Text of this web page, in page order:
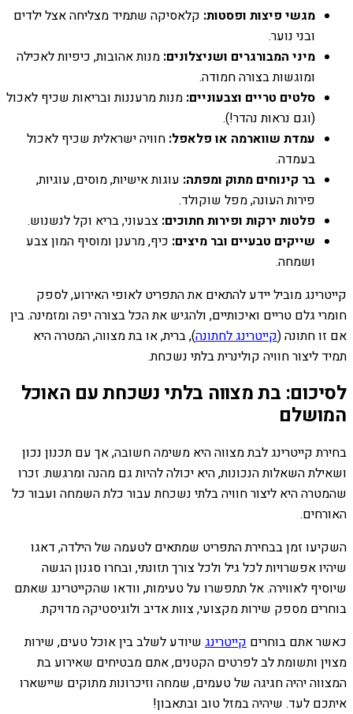
מגשי פיצות ופסטות: קלאסיקה שתמיד מצליחה אצל ילדים
ובני נוער.
מיני המבורגרים ושניצלונים: מנות אהובות, כיפיות לאכילה
ומוגשות בצורה חמודה.
סלטים טריים וצבעוניים: מנות מרעננות ובריאות שכיף לאכול
(וגם נראות נהדר!).
עמדת שווארמה או פלאפל: חוויה ישראלית שכיף לאכול
בעמדה.
בר קינוחים מתוק ומפתה: עוגות אישיות, מוסים, עוגיות,
פירות העונה, מפל שוקולד.
פלטות ירקות ופירות חתוכים: צבעוני, בריא וקל לנשנוש.
שייקים טבעיים ובר מיצים: כיף, מרענן ומוסיף המון צבע
ושמחה.
קייטרינג מוביל יידע להתאים את התפריט לאופי האירוע, לספק
חומרי גלם טריים ואיכותיים, ולהגיש את הכל בצורה יפה ומזמינה. בין
אם זו חתונה (קייטרינג לחתונה), ברית, או בת מצווה, המטרה היא
תמיד ליצור חוויה קולינרית בלתי נשכחת.
לסיכום: בת מצווה בלתי נשכחת עם האוכל
המושלם
בחירת קייטרינג לבת מצווה היא משימה חשובה, אך עם תכנון נכון
ושאילת השאלות הנכונות, היא יכולה להיות גם מהנה ומרגשת. זכרו
שהמטרה היא ליצור חוויה בלתי נשכחת עבור כלת השמחה ועבור כל
האורחים.
השקיעו זמן בבחירת התפריט שמתאים לטעמה של הילדה, דאגו
שיהיו אפשרויות לכל גיל ולכל צורך תזונתי, ובחרו סגנון הגשה
שיוסיף לאווירה. אל תתפשרו על טעימות, וודאו שהקייטרינג שאתם
בוחרים מספק שירות מקצועי, צוות אדיב ולוגיסטיקה מדויקת.
כאשר אתם בוחרים קייטרינג שיודע לשלב בין אוכל טעים, שירות
מצוין ותשומת לב לפרטים הקטנים, אתם מבטיחים שאירוע בת
המצווה יהיה חגיגה של טעמים, שמחה וזיכרונות מתוקים שיישארו
איתכם לעד. שיהיה במזל טוב ובתאבון!